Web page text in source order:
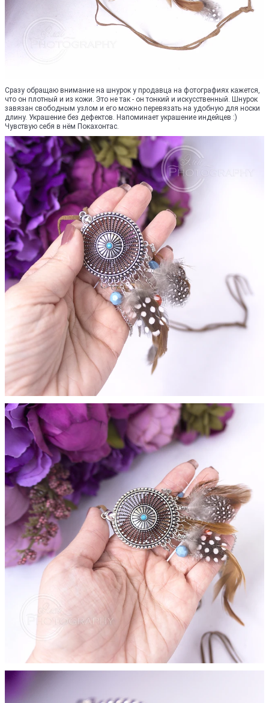
Сразу обращаю внимание на шнурок у продавца на фотографиях кажется,
что он плотный и из кожи. Это не так - он тонкий и искусственный. Шнурок
завязан свободным узлом и его можно перевязать на удобную для носки
длину. Украшение без дефектов. Напоминает украшение индейцев :)
Чувствую себя в нём Покахонтас.